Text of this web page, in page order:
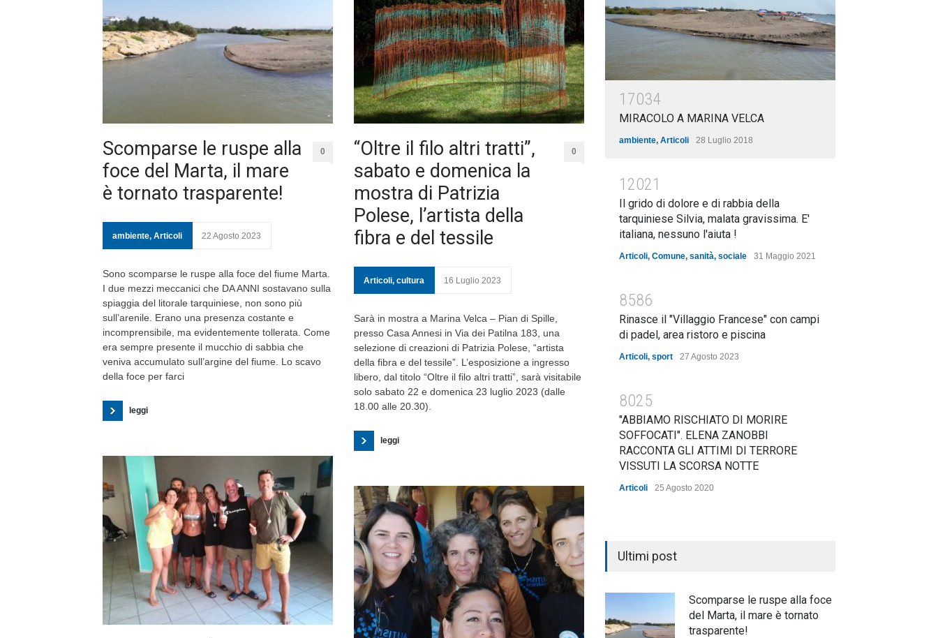
Scomparse le ruspe alla
foce del Marta, il mare
è tornato trasparente!
0
ambiente, Articoli 22 Agosto 2023
Sono scomparse le ruspe alla foce del fiume Marta.
I due mezzi meccanici che DA ANNI sostavano sulla
spiaggia del litorale tarquiniese, non sono più
sull’arenile. Erano una presenza costante e
incomprensibile, ma evidentemente tollerata. Come
era sempre presente il mucchio di sabbia che
veniva accumulato sull’argine del fiume. Lo scavo
della foce per farci
leggi
“Oltre il filo altri tratti”,
sabato e domenica la
mostra di Patrizia
Polese, l’artista della
fibra e del tessile
0
Articoli, cultura 16 Luglio 2023
Sarà in mostra a Marina Velca – Pian di Spille,
presso Casa Annesi in Via dei Patilna 183, una
selezione di creazioni di Patrizia Polese, “artista
della fibra e del tessile”. L’esposizione a ingresso
libero, dal titolo “Oltre il filo altri tratti”, sarà visitabile
solo sabato 22 e domenica 23 luglio 2023 (dalle
18.00 alle 20.30).
leggi
17034
MIRACOLO A MARINA VELCA
ambiente, Articoli 28 Luglio 2018
12021
Il grido di dolore e di rabbia della
tarquiniese Silvia, malata gravissima. E'
italiana, nessuno l'aiuta !
Articoli, Comune, sanità, sociale 31 Maggio 2021
8586
Rinasce il "Villaggio Francese" con campi
di padel, area ristoro e piscina
Articoli, sport 27 Agosto 2023
8025
"ABBIAMO RISCHIATO DI MORIRE
SOFFOCATI". ELENA ZANOBBI
RACCONTA GLI ATTIMI DI TERRORE
VISSUTI LA SCORSA NOTTE
Articoli 25 Agosto 2020
Ultimi post
Scomparse le ruspe alla foce
del Marta, il mare è tornato
trasparente!